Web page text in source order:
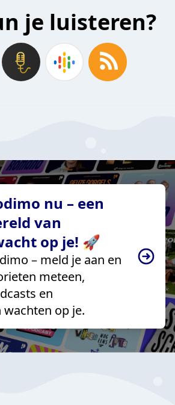
je luisteren?
nu – een
van
op je! 🚀
– meld je aan en
meteen,
en
op je.